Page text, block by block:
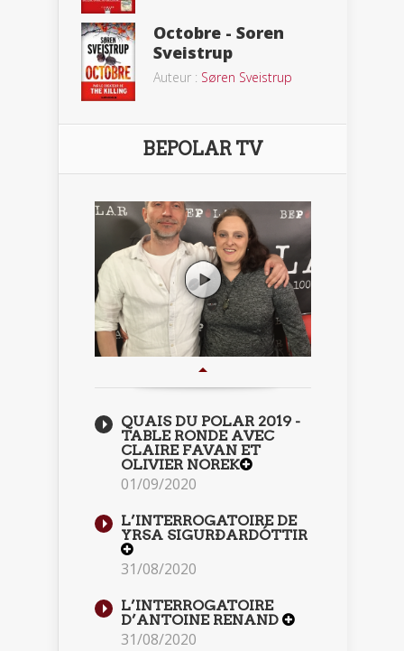
Octobre - Soren
Sveistrup
Auteur : Søren Sveistrup
BEPOLAR TV
QUAIS DU POLAR 2019 -
TABLE RONDE AVEC
CLAIRE FAVAN ET
OLIVIER NOREK
01/09/2020
L’INTERROGATOIRE DE
YRSA SIGURÐARDÓTTIR
31/08/2020
L’INTERROGATOIRE
D’ANTOINE RENAND
31/08/2020